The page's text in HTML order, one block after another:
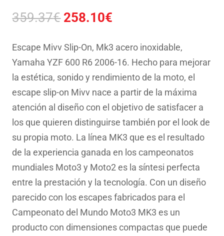
359.37€ El
original
era:
359.37€.
258.10€
actual
es:
258.10€.
Escape Mivv Slip-On, Mk3 acero inoxidable,
Yamaha YZF 600 R6 2006-16. Hecho para mejorar
la estética, sonido y rendimiento de la moto, el
escape slip-on Mivv nace a partir de la máxima
atención al diseño con el objetivo de satisfacer a
los que quieren distinguirse también por el look de
su propia moto. La línea MK3 que es el resultado
de la experiencia ganada en los campeonatos
mundiales Moto3 y Moto2 es la síntesi perfecta
entre la prestación y la tecnología. Con un diseño
parecido con los escapes fabricados para el
Campeonato del Mundo Moto3 MK3 es un
producto con dimensiones compactas que puede